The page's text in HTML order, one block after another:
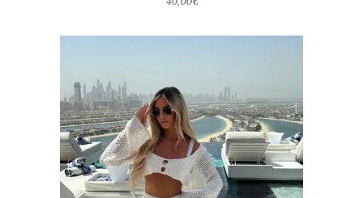
Ce produit a plusieurs variations. Les options peuvent être choisies sur la page du produit